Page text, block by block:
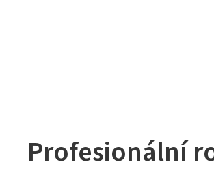
Profesionální